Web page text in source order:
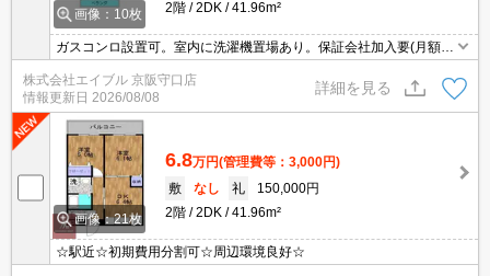
画像：10枚
2階
2DK 41.96m²
ガスコンロ設置可。室内に洗濯機置場あり。保証会社加入要(月額総
支払額の60%)。
株式会社エイブル 京阪守口店
情報更新日 2026/08/08
詳細を見る
画像：21枚
6.8万円(管理費等：3,000円)
敷
なし 礼
150,000円
2階
2DK 41.96m²
☆駅近☆初期費用分割可☆周辺環境良好☆